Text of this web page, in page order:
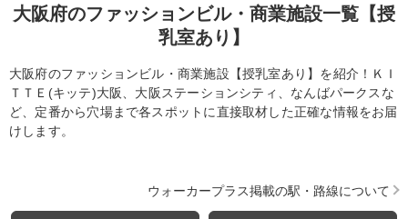
大阪府のファッションビル・商業施設一覧【授
乳室あり】
大阪府のファッションビル・商業施設【授乳室あり】を紹介！ＫＩ
ＴＴＥ(キッテ)大阪、大阪ステーションシティ、なんばパークスな
ど、定番から穴場まで各スポットに直接取材した正確な情報をお届
けします。
ウォーカープラス掲載の駅・路線について